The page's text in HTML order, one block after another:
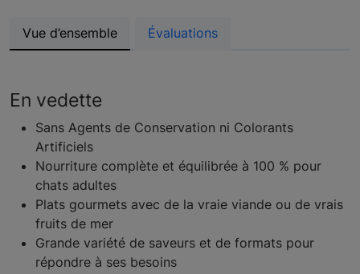
Vue d’ensemble Évaluations
En vedette
Sans Agents de Conservation ni Colorants
Artificiels
Nourriture complète et équilibrée à 100 % pour
chats adultes
Plats gourmets avec de la vraie viande ou de vrais
fruits de mer
Grande variété de saveurs et de formats pour
répondre à ses besoins